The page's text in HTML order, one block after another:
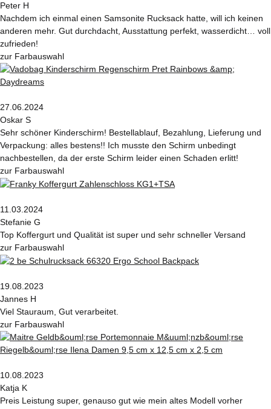
Peter H
Nachdem ich einmal einen Samsonite Rucksack hatte, will ich keinen
anderen mehr. Gut durchdacht, Ausstattung perfekt, wasserdicht… voll
zufrieden!
zur Farbauswahl
27.06.2024
Oskar S
Sehr schöner Kinderschirm! Bestellablauf, Bezahlung, Lieferung und
Verpackung: alles bestens!! Ich musste den Schirm unbedingt
nachbestellen, da der erste Schirm leider einen Schaden erlitt!
zur Farbauswahl
11.03.2024
Stefanie G
Top Koffergurt und Qualität ist super und sehr schneller Versand
zur Farbauswahl
19.08.2023
Jannes H
Viel Stauraum, Gut verarbeitet.
zur Farbauswahl
10.08.2023
Katja K
Preis Leistung super, genauso gut wie mein altes Modell vorher